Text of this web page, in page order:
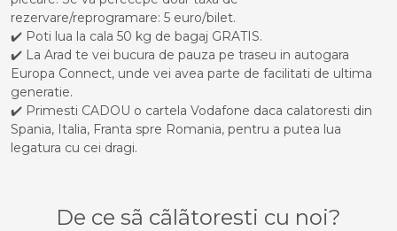
rezervare/reprogramare: 5 euro/bilet.
✔️ Poti lua la cala 50 kg de bagaj GRATIS.
✔️ La Arad te vei bucura de pauza pe traseu in autogara
Europa Connect, unde vei avea parte de facilitati de ultima
generatie.
✔️ Primesti CADOU o cartela Vodafone daca calatoresti din
Spania, Italia, Franta spre Romania, pentru a putea lua
legatura cu cei dragi.
De ce sã cãlãtoresti cu noi?